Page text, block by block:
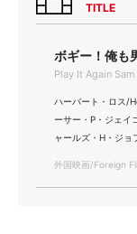
TITLE
ボギー！俺も
Play It Again
ハーバート・ロス/
ーサー・P・ジェ
ャールズ・H・ジ
外国映画/Foreign